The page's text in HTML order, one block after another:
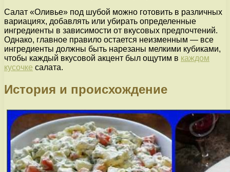
Салат «Оливье» под шубой можно готовить в различных
вариациях, добавлять или убирать определенные
ингредиенты в зависимости от вкусовых предпочтений.
Однако, главное правило остается неизменным — все
ингредиенты должны быть нарезаны мелкими кубиками,
чтобы каждый вкусовой акцент был ощутим в каждом
кусочке салата.
История и происхождение